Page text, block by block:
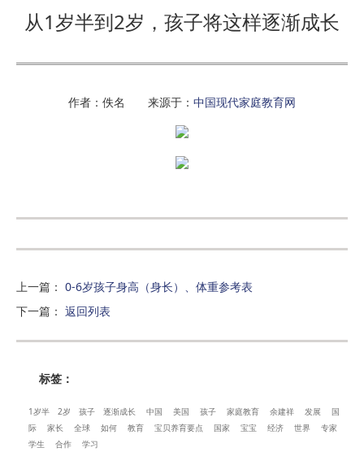
从1岁半到2岁，孩子将这样逐渐成长
作者：佚名 来源于： 中国现代家庭教育网
上一篇 ： 0-6岁孩子身高（身长）、体重参考表
下一篇 ： 返回列表
标签：
1岁半 2岁 孩子 逐渐成长 中国 美国 孩子 家庭教育 余建祥 发展
国
际
家长 全球 如何 教育 宝贝养育要点 国家 宝宝 经济 世界
专家
学生
合作 学习